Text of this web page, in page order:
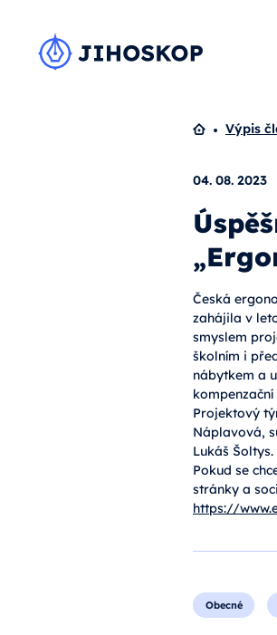
Domů
Výpis
04. 08. 2023
Česká
zahájila v
smyslem
školním i
nábytkem a
kompenzační
Projektový
Náplavová,
Lukáš Šoltys.
Pokud se
stránky a
https://
Obecné